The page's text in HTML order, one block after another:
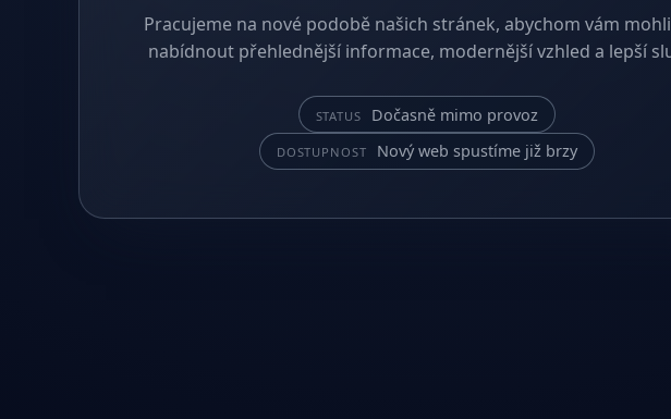
Pracujeme na nové podobě našich stránek, abychom vám
nabídnout přehlednější informace, modernější vzhled a lepší
STATUS Dočasně mimo provoz
DOSTUPNOST Nový web spustíme již brzy